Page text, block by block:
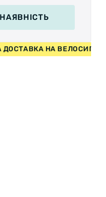
ДОСТАВКА НА